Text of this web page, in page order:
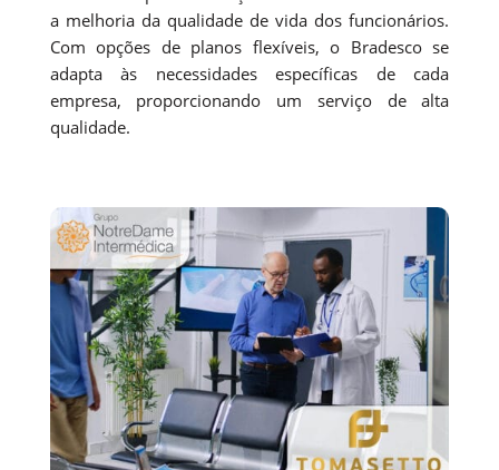
a melhoria da qualidade de vida dos funcionários.
Com opções de planos flexíveis, o Bradesco se
adapta às necessidades específicas de cada
empresa, proporcionando um serviço de alta
qualidade.